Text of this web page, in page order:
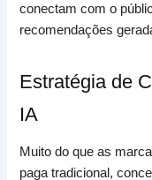
conectam com o
recomendações
Estratégia de
IA
Muito do que as
paga tradicional,